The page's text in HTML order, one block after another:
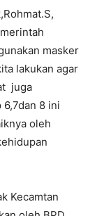
masker
lakukan agar
juga
6,7dan 8 ini
oleh
Kecamtan